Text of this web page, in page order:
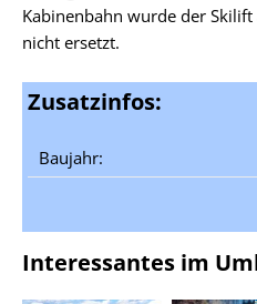
Kabinenbahn wurde der
nicht ersetzt.
Zusatzinfos:
Baujahr:
Interessantes im